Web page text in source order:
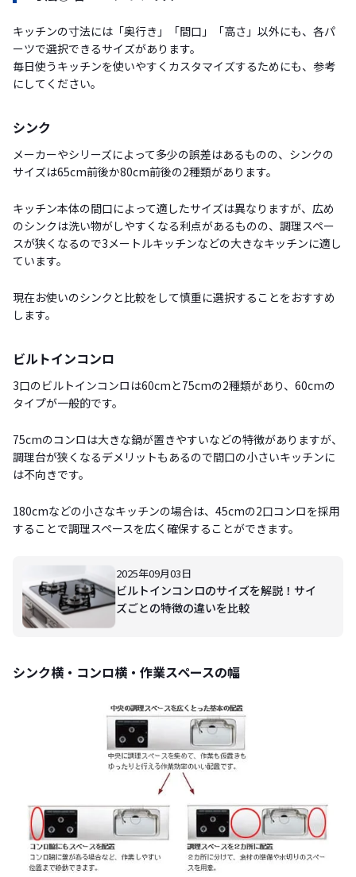
キッチンの寸法には「奥行き」「間口」「高さ」以外にも、各パ
ーツで選択できるサイズがあります。
毎日使うキッチンを使いやすくカスタマイズするためにも、参考
にしてください。
シンク
メーカーやシリーズによって多少の誤差はあるものの、シンクの
サイズは65cm前後か80cm前後の2種類があります。
キッチン本体の間口によって適したサイズは異なりますが、広め
のシンクは洗い物がしやすくなる利点があるものの、調理スペー
スが狭くなるので3メートルキッチンなどの大きなキッチンに適し
ています。
現在お使いのシンクと比較をして慎重に選択することをおすすめ
します。
ビルトインコンロ
3口のビルトインコンロは60cmと75cmの2種類があり、60cmの
タイプが一般的です。
75cmのコンロは大きな鍋が置きやすいなどの特徴がありますが、
調理台が狭くなるデメリットもあるので間口の小さいキッチンに
は不向きです。
180cmなどの小さなキッチンの場合は、45cmの2口コンロを採用
することで調理スペースを広く確保することができます。
2025年09月03日
ビルトインコンロのサイズを解説！サイ
ズごとの特徴の違いを比較
シンク横・コンロ横・作業スペースの幅